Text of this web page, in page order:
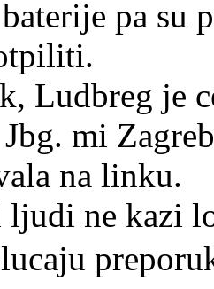
pa su
Ludbreg je
mi
na linku.
ljudi ne kazi